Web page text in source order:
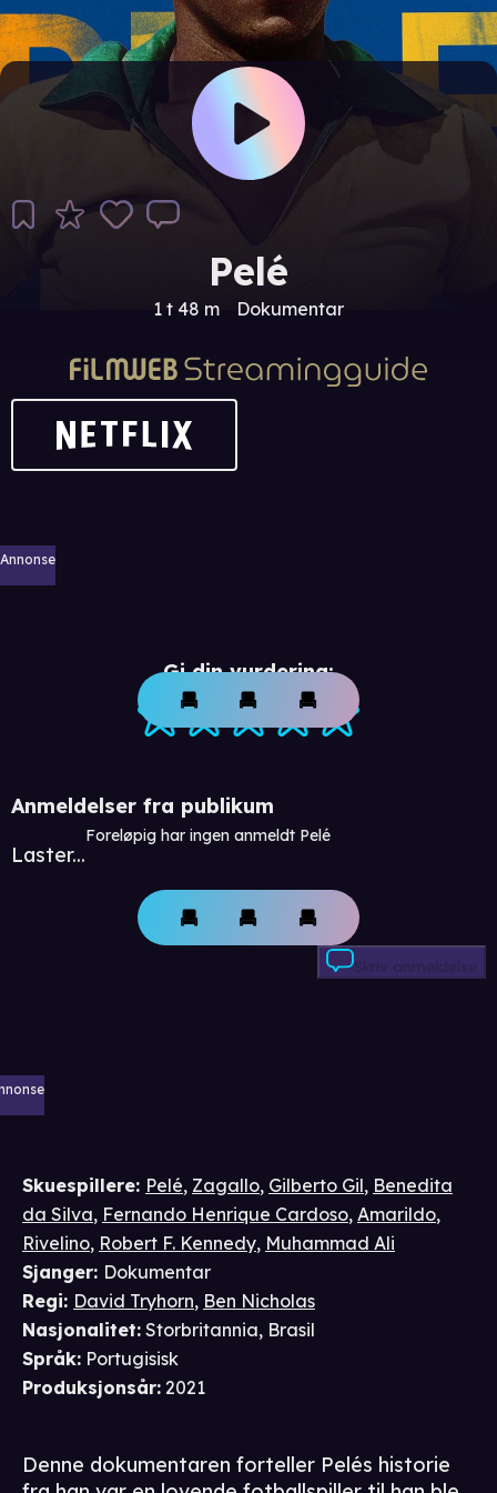
Pelé
1 t 48 m Dokumentar
Annonse
Gi din vurdering:
Anmeldelser fra publikum
Laster...
Foreløpig har ingen anmeldt Pelé
Skriv anmeldelse
Skuespillere: Pelé, Zagallo, Gilberto Gil, Benedita
da Silva, Fernando Henrique Cardoso, Amarildo,
Rivelino, Robert F. Kennedy, Muhammad Ali
Sjanger: Dokumentar
Regi: David Tryhorn, Ben Nicholas
Nasjonalitet: Storbritannia, Brasil
Språk: Portugisisk
Produksjonsår: 2021
Denne dokumentaren forteller Pelés historie